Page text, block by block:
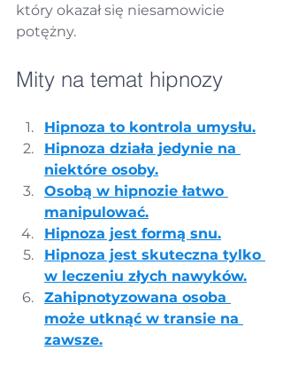
który okazał się niesamowicie
potężny.
Mity na temat hipnozy
Hipnoza to kontrola umysłu.
Hipnoza działa jedynie na
niektóre osoby.
Osobą w hipnozie łatwo
manipulować.
Hipnoza jest formą snu.
Hipnoza jest skuteczna tylko
w leczeniu złych nawyków.
Zahipnotyzowana osoba
może utknąć w transie na
zawsze.